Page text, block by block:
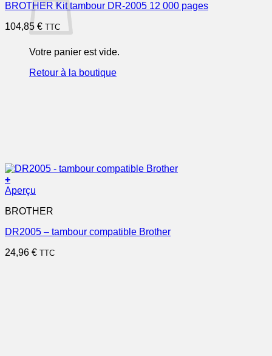
Votre panier est vide.
Retour à la boutique
BROTHER Kit tambour DR-2005 12 000 pages
104,85 € TTC
+
Aperçu
BROTHER
DR2005 – tambour compatible Brother
24,96 € TTC